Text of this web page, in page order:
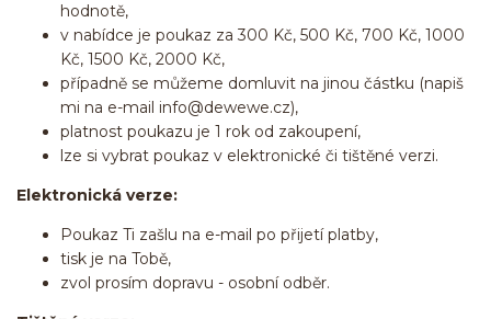
hodnotě,
v nabídce je poukaz za 300 Kč, 500 Kč, 700 Kč, 1000
Kč, 1500 Kč, 2000 Kč,
případně se můžeme domluvit na jinou částku (napiš
mi na e-mail info@dewewe.cz),
platnost poukazu je 1 rok od zakoupení,
lze si vybrat poukaz v elektronické či tištěné verzi.
Elektronická verze:
Poukaz Ti zašlu na e-mail po přijetí platby,
tisk je na Tobě,
zvol prosím dopravu - osobní odběr.